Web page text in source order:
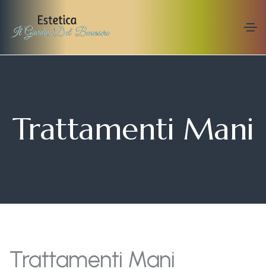
Trattamenti Mani
Trattamenti Mani